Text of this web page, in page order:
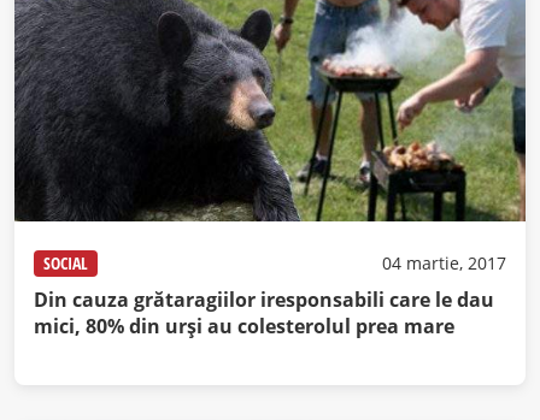
SOCIAL 04 martie, 2017
Din cauza grătaragiilor iresponsabili care le dau
mici, 80% din urşi au colesterolul prea mare